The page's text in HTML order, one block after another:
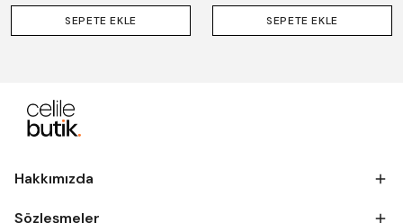
SEPETE EKLE SEPETE EKLE
Hakkımızda
Sözleşmeler